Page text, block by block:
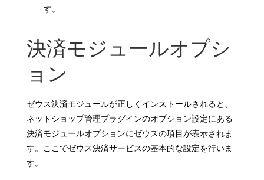
す。
決済モジュールオプシ
ョン
ゼウス決済モジュールが正しくインストールされると、
ネットショップ管理プラグインのオプション設定にある
決済モジュールオプションにゼウスの項目が表示されま
す。ここでゼウス決済サービスの基本的な設定を行いま
す。